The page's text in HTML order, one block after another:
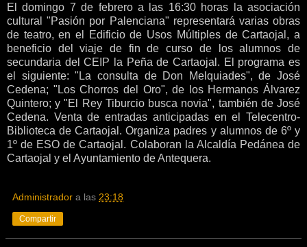
El domingo 7 de febrero a las 16:30 horas la asociación
cultural "Pasión por Palenciana" representará varias obras
de teatro, en el Edificio de Usos Múltiples de Cartaojal, a
beneficio del viaje de fin de curso de los alumnos de
secundaria del CEIP la Peña de Cartaojal. El programa es
el siguiente: "La consulta de Don Melquiades", de José
Cedena; "Los Chorros del Oro", de los Hermanos Álvarez
Quintero; y "El Rey Tiburcio busca novia", también de José
Cedena. Venta de entradas anticipadas en el Telecentro-
Biblioteca de Cartaojal. Organiza padres y alumnos de 6º y
1º de ESO de Cartaojal. Colaboran la Alcaldía Pedánea de
Cartaojal y el Ayuntamiento de Antequera.
Administrador a las 23:18
Compartir